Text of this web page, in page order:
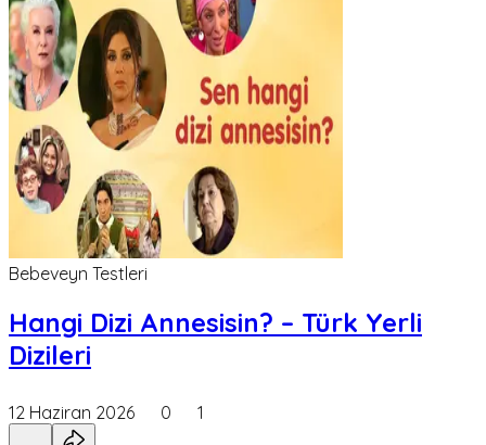
Bebeveyn Testleri
Hangi Dizi Annesisin? – Türk Yerli
Dizileri
12 Haziran 2026 0 1